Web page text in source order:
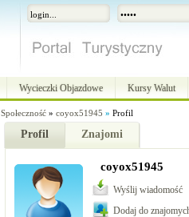
Wycieczki Objazdowe Kursy Walut
Społeczność » coyox51945 » Profil
Profil Znajomi
coyox51945
Wyślij wiadomość
Dodaj do